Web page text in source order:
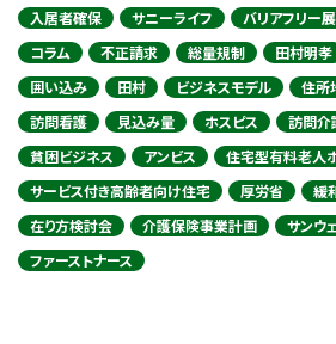
入居者確保
サニーライフ バリアフリー展
コラム
不正請求 総量規制 田村明孝
囲い込み
田村 ビジネスモデル 住所
訪問看護
見込み量 ホスピス 訪問介
貧困ビジネス
アンビス 住宅型有料老人
サービス付き高齢者向け住宅
厚労省
緩
在り方検討会
介護保険事業計画 サンウ
ファーストナース